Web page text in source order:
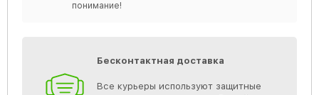
понимание!
Бесконтактная доставка
Все курьеры используют защитные